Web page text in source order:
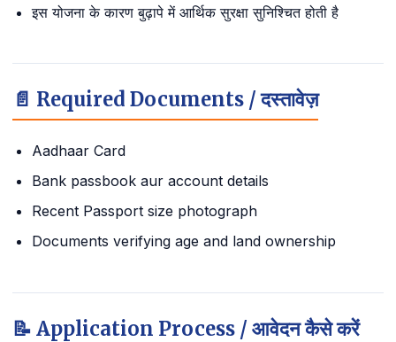
इस योजना के कारण बुढ़ापे में आर्थिक सुरक्षा सुनिश्चित होती है
📄 Required Documents / दस्तावेज़
Aadhaar Card
Bank passbook aur account details
Recent Passport size photograph
Documents verifying age and land ownership
📝 Application Process / आवेदन कैसे करें